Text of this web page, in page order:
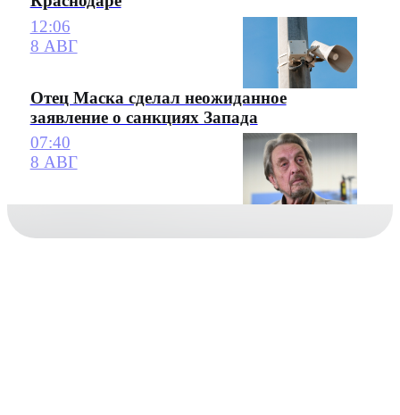
12:06
8 АВГ
Отец Маска сделал неожиданное
заявление о санкциях Запада
07:40
8 АВГ